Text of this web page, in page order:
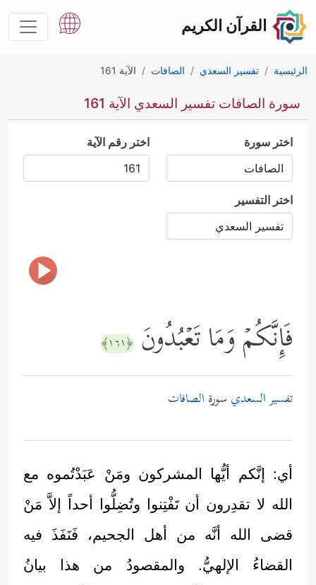
القرآن الكريم
الرئيسية تفسير السعدي الصافات الآية 161
سورة الصافات تفسير السعدي الآية 161
اختر سورة اختر رقم الآية
اختر التفسير
فَإِنَّكُمۡ وَمَا تَعۡبُدُونَ ﴿١٦١﴾
تفسير السعدي سورة الصافات
أي: إنَّكم أيُّها المشركون ومَنْ عَبَدْتُموه مع
الله لا تقدِرون أن تَفْتِنوا وتُضِلُّوا أحداً إلاَّ مَنْ
قضى الله أنَّه من أهل الجحيم، فَنَفَذَ فيه
القضاءُ الإلهيُّ. والمقصودُ من هذا بيانُ